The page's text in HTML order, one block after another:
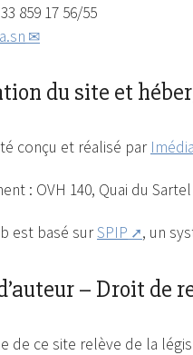
859 17 56/55
du site et
conçu et réalisé par Imédia
: OVH 140, Quai du
est basé surSPIP , un
– Droit de
de ce site relève de la